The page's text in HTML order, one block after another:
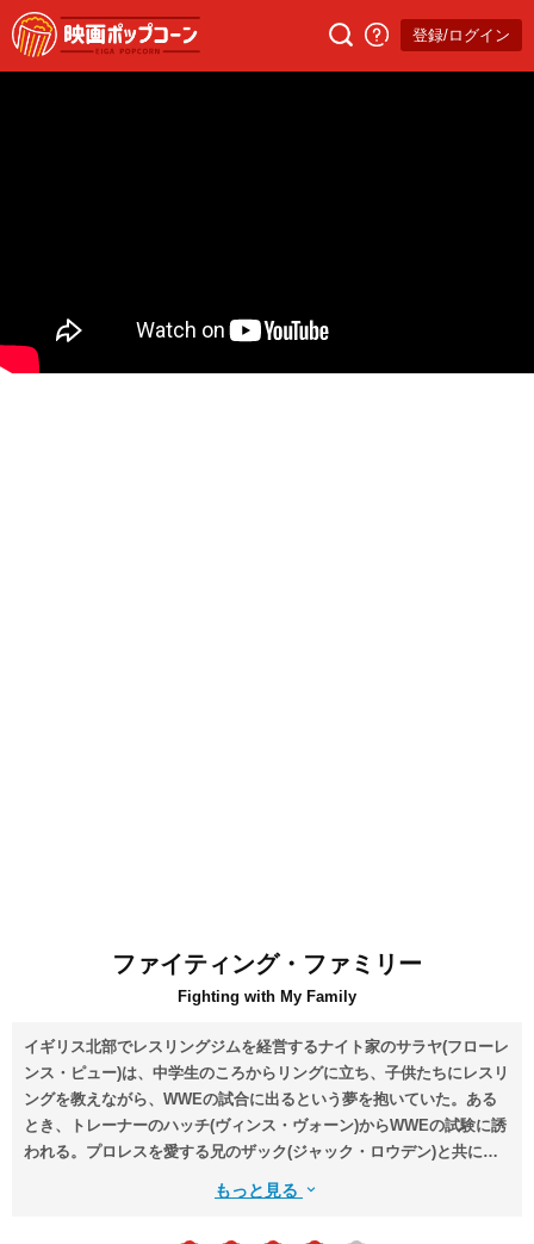
登録/ログイン
ファイティング・ファミリー
Fighting with My Family
イギリス北部でレスリングジムを経営するナイト家のサラヤ(フローレ
ンス・ピュー)は、中学生のころからリングに立ち、子供たちにレスリ
ングを教えながら、WWEの試合に出るという夢を抱いていた。ある
とき、トレーナーのハッチ(ヴィンス・ヴォーン)からWWEの試験に誘
われる。プロレスを愛する兄のザック(ジャック・ロウデン)と共に参
もっと見る